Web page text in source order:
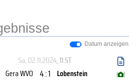
Datum anzeigen
Sa, 02.11.2024, 11.ST
Gera WVO 4 : 1 Lobenstein ( )